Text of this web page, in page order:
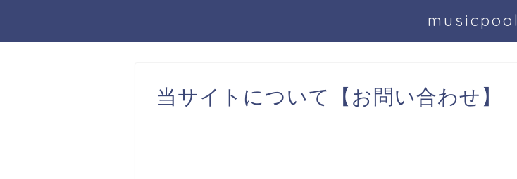
musicpool
当サイトについて【お問い合わせ】